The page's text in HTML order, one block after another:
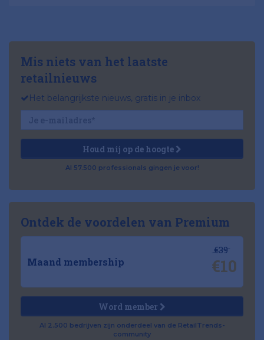
Mis niets van het laatste
retailnieuws
Het belangrijkste nieuws, gratis in je inbox
Houd mij op de hoogte
Al 57.500 professionals gingen je voor!
Ontdek de voordelen van Premium
Maand membership
€39
€10
Word member
Al 2.500 bedrijven zijn onderdeel van de RetailTrends-
community